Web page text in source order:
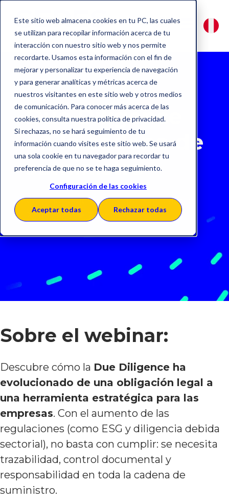
Este sitio web almacena cookies en tu PC, las cuales
se utilizan para recopilar información acerca de tu
interacción con nuestro sitio web y nos permite
recordarte. Usamos esta información con el fin de
mejorar y personalizar tu experiencia de navegación
y para generar analíticas y métricas acerca de
nuestros visitantes en este sitio web y otros medios
de comunicación. Para conocer más acerca de las
cookies, consulta nuestra política de privacidad.
Si rechazas, no se hará seguimiento de tu
información cuando visites este sitio web. Se usará
una sola cookie en tu navegador para recordar tu
preferencia de que no se te haga seguimiento.
Configuración de las cookies
Aceptar todas Rechazar todas
Due Diligence
en la cadena de
suministro
Webinar bajo demanda.Publicado el
22.05.2025.👁 26 min
Sobre el webinar:
Descubre cómo la Due Diligence ha
evolucionado de una obligación legal a
una herramienta estratégica para las
empresas. Con el aumento de las
regulaciones (como ESG y diligencia debida
sectorial), no basta con cumplir: se necesita
trazabilidad, control documental y
responsabilidad en toda la cadena de
suministro.